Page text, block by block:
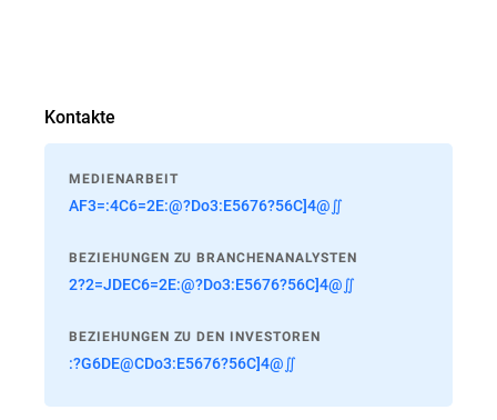
Kontakte
MEDIENARBEIT
AF3=:4C6=2E:@?Do3:E5676?56C]4@∬
BEZIEHUNGEN ZU BRANCHENANALYSTEN
2?2=JDEC6=2E:@?Do3:E5676?56C]4@∬
BEZIEHUNGEN ZU DEN INVESTOREN
:?G6DE@CDo3:E5676?56C]4@∬